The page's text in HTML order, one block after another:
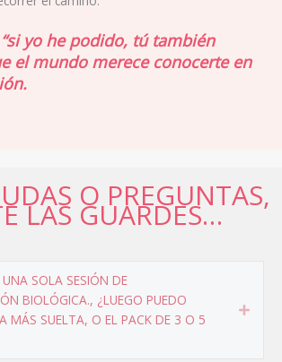
yo he podido, tú también
el mundo merece conocerte en
O PREGUNTAS,
LAS GUARDES…
SOLA SESIÓN DE
BIOLÓGICA., ¿LUEGO PUEDO
MÁS SUELTA, O EL PACK DE 3 O 5